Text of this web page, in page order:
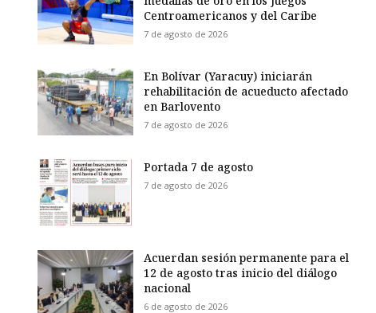
Centroamericanos y del Caribe
7 de agosto de 2026
En Bolívar (Yaracuy) iniciarán
rehabilitación de acueducto afectado
en Barlovento
7 de agosto de 2026
Portada 7 de agosto
7 de agosto de 2026
Acuerdan sesión permanente para el
12 de agosto tras inicio del diálogo
nacional
6 de agosto de 2026